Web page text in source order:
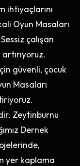
ihtiyaçlarını
Oyun Masaları
çalışan
güvenli, çocuk
Masaları
Zeytinburnu
Dernek
yer kaplama